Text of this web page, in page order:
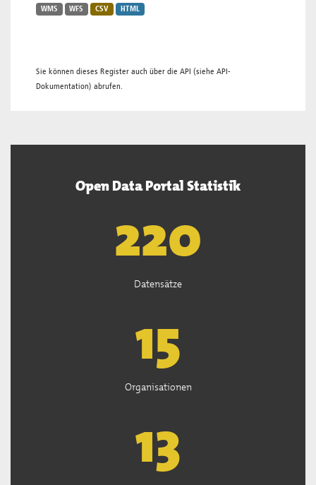
WMS WFS CSV HTML
Sie können dieses Register auch über die API (siehe API-
Dokumentation) abrufen.
Open Data Portal Statistik
222
Datensätze
15
Organisationen
13